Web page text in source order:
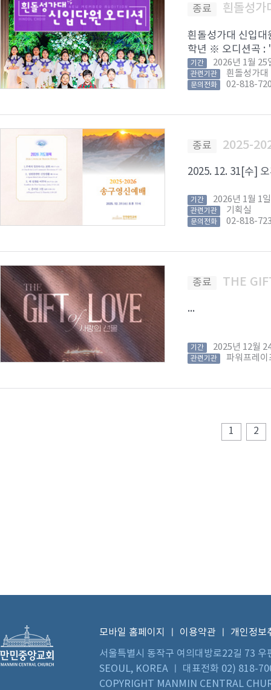
종료 흰돌성가
흰돌성가대 신입
학년 ※ 오디션곡 :
기간 2026년 1월 25
관련기관 흰돌성가대
문의전화 02-818-
종료 2025-
2025. 12. 31[수]
기간 2026년 1월 1
관련기관 기획실
문의전화 02-818-
종료 THE
...
기간 2025년 12월
관련기관 파워프레이
1 2
모바일 홈페이지 이용약관
개인정보
서울특별시 동작구 여의대방로22길 73
SEOUL, KOREA ㅣ 대표전화 02) 818-
COPYRIGHT MANMIN CENTRAL